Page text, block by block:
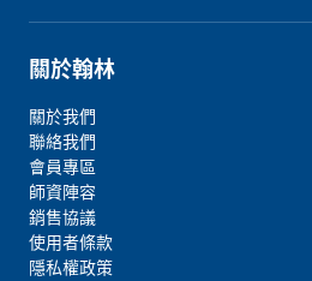
關於翰林
關於我們
聯絡我們
會員專區
師資陣容
銷售協議
使用者條款
隱私權政策